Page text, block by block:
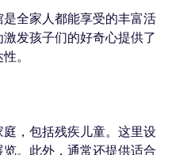
全家人都能享受的丰富活
发孩子们的好奇心提供了
。
，包括残疾儿童。这里设
。此外，通常还提供适合